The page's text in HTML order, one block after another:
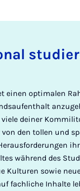
einen optimalen
viele deiner
den tollen und
während des
Kulturen sowie
fachliche Inhalte